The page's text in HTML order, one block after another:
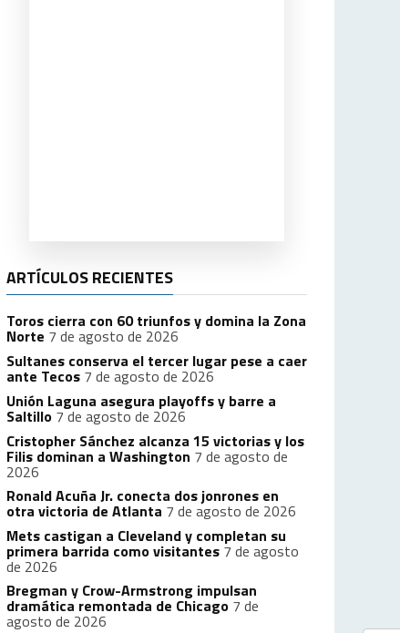
ARTÍCULOS RECIENTES
Toros cierra con 60 triunfos y domina la Zona
Norte 7 de agosto de 2026
Sultanes conserva el tercer lugar pese a caer
ante Tecos 7 de agosto de 2026
Unión Laguna asegura playoffs y barre a
Saltillo 7 de agosto de 2026
Cristopher Sánchez alcanza 15 victorias y los
Filis dominan a Washington 7 de agosto de
2026
Ronald Acuña Jr. conecta dos jonrones en
otra victoria de Atlanta 7 de agosto de 2026
Mets castigan a Cleveland y completan su
primera barrida como visitantes 7 de agosto
de 2026
Bregman y Crow-Armstrong impulsan
dramática remontada de Chicago 7 de
agosto de 2026